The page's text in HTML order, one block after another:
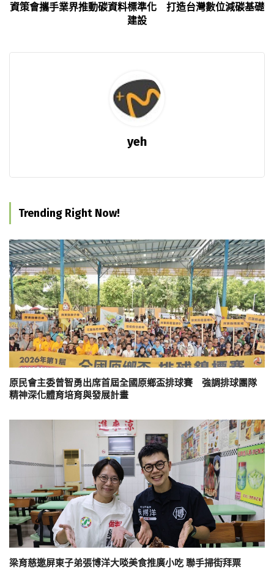
資策會攜手業界推動碳資料標準化 打造台灣數位減碳基礎
建設
yeh
Trending Right Now!
原民會主委曾智勇出席首屆全國原鄉盃排球賽 強調排球團隊
精神深化體育培育與發展計畫
梁育慈邀屏東子弟張博洋大啖美食推廣小吃 聯手掃街拜票